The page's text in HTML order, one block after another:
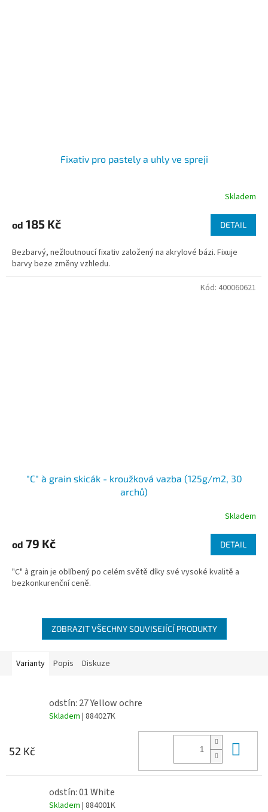
Fixativ pro pastely a uhly ve spreji
Skladem
od 185 Kč DETAIL
Bezbarvý, nežloutnoucí fixativ založený na akrylové bázi. Fixuje
barvy beze změny vzhledu.
"C" à grain skicák - kroužková vazba (125g/m2, 30
archů)
Skladem
od 79 Kč DETAIL
"C" à grain je oblíbený po celém světě díky své vysoké kvalitě a
bezkonkurenční ceně.
Kód: 400060621
ZOBRAZIT VŠECHNY SOUVISEJÍCÍ PRODUKTY
Varianty Popis Diskuze
odstín: 27 Yellow ochre
Skladem | 884027K
52 Kč
odstín: 01 White
Skladem | 884001K